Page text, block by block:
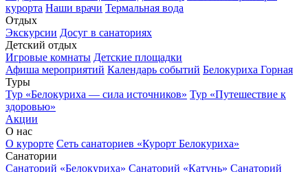
курорта Наши врачи Термальная вода
Отдых
Экскурсии Досуг в санаториях
Детский отдых
Игровые комнаты Детские площадки
Афиша мероприятий Календарь событий Белокуриха Горная
Туры
Тур «Белокуриха — сила источников» Тур «Путешествие к
здоровью»
Акции
О нас
О курорте Сеть санаториев «Курорт Белокуриха»
Санатории
Санаторий «Белокуриха» Санаторий «Катунь» Санаторий